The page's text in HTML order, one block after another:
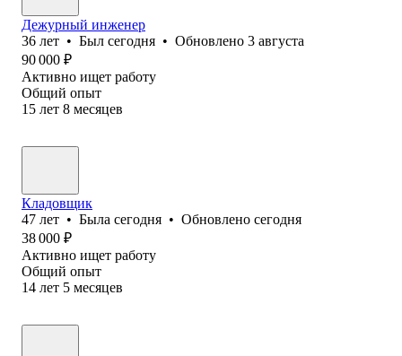
Дежурный инженер
36 лет • Был сегодня • Обновлено 3 августа
90 000 ₽
Активно ищет работу
Общий опыт
15 лет 8 месяцев
Кладовщик
47 лет • Была сегодня • Обновлено сегодня
38 000 ₽
Активно ищет работу
Общий опыт
14 лет 5 месяцев